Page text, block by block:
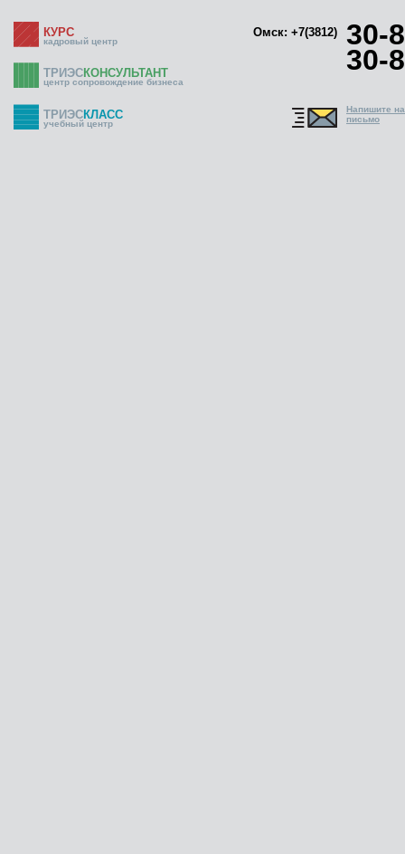
КУРС
кадровый центр
Омск: +7(3812) 30-
30-
ТРИЭСКОНСУЛЬТАНТ
центр сопровождение бизнеса
ТРИЭСКЛАСС
учебный центр
Напишите
письмо